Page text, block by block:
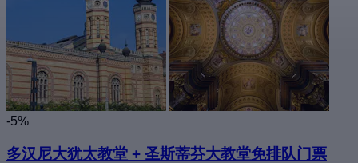
-5%
多汉尼大犹太教堂 + 圣斯蒂芬大教堂免排队门票